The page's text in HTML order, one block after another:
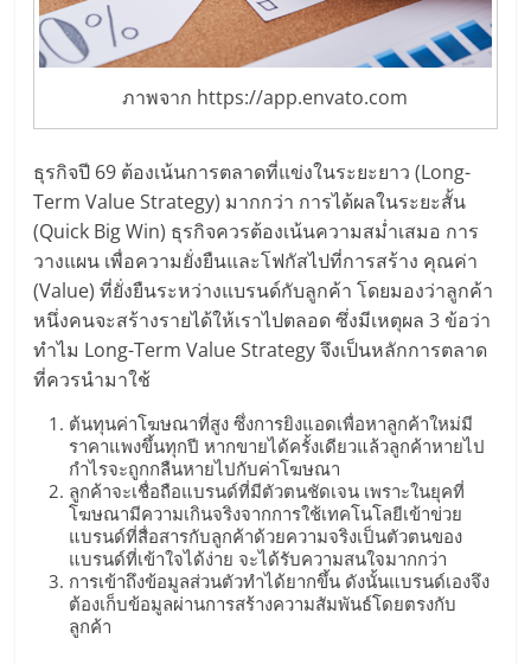
เปิด
ปรึกษา
ฟรี,
บริการ
พัฒนา
ระบบ
แฟ
รน
ไชส์"
ภาพจาก https://app.envato.com
ธุรกิจปี 69 ต้องเน้นการตลาดที่แข่งในระยะยาว (Long-
Term Value Strategy) มากกว่า การได้ผลในระยะสั้น
(Quick Big Win) ธุรกิจควรต้องเน้นความสม่ำเสมอ การ
วางแผน เพื่อความยั่งยืนและโฟกัสไปที่การสร้าง คุณค่า
(Value) ที่ยั่งยืนระหว่างแบรนด์กับลูกค้า โดยมองว่าลูกค้า
หนึ่งคนจะสร้างรายได้ให้เราไปตลอด ซึ่งมีเหตุผล 3 ข้อว่า
ทำไม Long-Term Value Strategy จึงเป็นหลักการตลาด
ที่ควรนำมาใช้
ต้นทุนค่าโฆษณาที่สูง ซึ่งการยิงแอดเพื่อหาลูกค้าใหม่มี
ราคาแพงขึ้นทุกปี หากขายได้ครั้งเดียวแล้วลูกค้าหายไป
กำไรจะถูกกลืนหายไปกับค่าโฆษณา
ลูกค้าจะเชื่อถือแบรนด์ที่มีตัวตนชัดเจน เพราะในยุคที่
โฆษณามีความเกินจริงจากการใช้เทคโนโลยีเข้าข่วย
แบรนด์ที่สื่อสารกับลูกค้าด้วยความจริงเป็นตัวตนของ
แบรนด์ที่เข้าใจได้ง่าย จะได้รับความสนใจมากกว่า
การเข้าถึงข้อมูลส่วนตัวทำได้ยากขึ้น ดังนั้นแบรนด์เองจึง
ต้องเก็บข้อมูลผ่านการสร้างความสัมพันธ์โดยตรงกับ
ลูกค้า